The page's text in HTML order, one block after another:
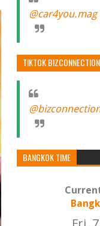
@car4you.mag
TIKTOK
BANGKOK TIME